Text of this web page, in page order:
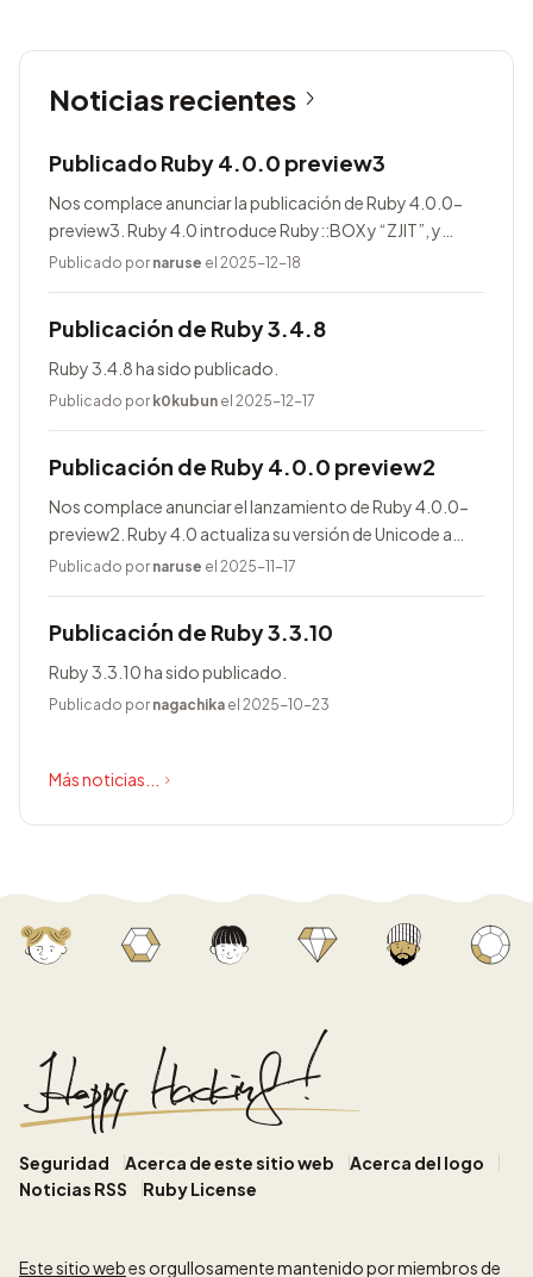
Noticias recientes
Publicado Ruby 4.0.0 preview3
Nos complace anunciar la publicación de Ruby 4.0.0-
preview3. Ruby 4.0 introduce Ruby::BOX y “ZJIT”, y
agrega muchas mejoras.
Publicado por naruse el 2025-12-18
Publicación de Ruby 3.4.8
Ruby 3.4.8 ha sido publicado.
Publicado por k0kubun el 2025-12-17
Publicación de Ruby 4.0.0 preview2
Nos complace anunciar el lanzamiento de Ruby 4.0.0-
preview2. Ruby 4.0 actualiza su versión de Unicode a
17.0.0, entre otras novedades.
Publicado por naruse el 2025-11-17
Publicación de Ruby 3.3.10
Ruby 3.3.10 ha sido publicado.
Publicado por nagachika el 2025-10-23
Más noticias...
Seguridad Acerca de este sitio web
Acerca del logo
Noticias RSS
Ruby License
Este sitio webes orgullosamente mantenido por miembros de